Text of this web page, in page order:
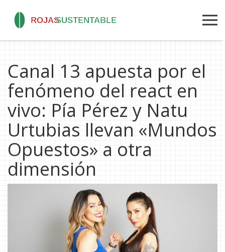
Canal 13 apuesta por el
fenómeno del react en
vivo: Pía Pérez y Natu
Urtubias llevan «Mundos
Opuestos» a otra
dimensión